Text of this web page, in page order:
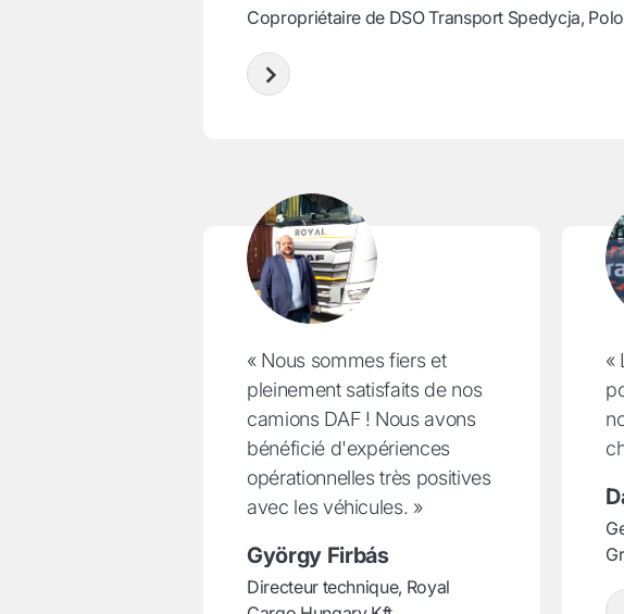
Copropriétaire de DSO Transport Spedycja,
« Nous sommes fiers et
pleinement satisfaits de nos
camions DAF ! Nous avons
bénéficié d'expériences
opérationnelles très positives
avec les véhicules. »
György Firbás
Directeur technique, Royal
«